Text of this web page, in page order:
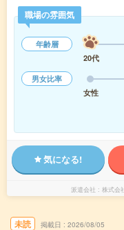
職場の雰囲気
年齢層
20代
男女比率
女性
気になる!
派遣会社 株式会
未読 掲載日 2026/08/05